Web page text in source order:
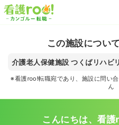
この施設につい
介護老人保健施設 つくばリハビ
※看護roo!転職宛であり、施設に問い
ん
こんにちは、看護